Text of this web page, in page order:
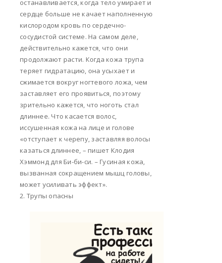
останавливается, когда тело умирает и
сердце больше не качает наполненную
кислородом кровь по сердечно-
сосудистой системе. На самом деле,
действительно кажется, что они
продолжают расти. Когда кожа трупа
теряет гидратацию, она усыхает и
сжимается вокруг ногтевого ложа, чем
заставляет его проявиться, поэтому
зрительно кажется, что ноготь стал
длиннее. Что касается волос,
иссушенная кожа на лице и голове
«отступает к черепу, заставляя волосы
казаться длиннее, – пишет Клодия
Хэммонд для Би-би-си. – Гусиная кожа,
вызванная сокращением мышц головы,
может усиливать эффект».
2. Трупы опасны